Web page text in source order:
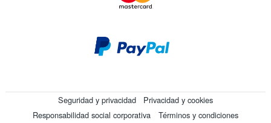
Seguridad y privacidad
Privacidad y cookies
Responsabilidad social corporativa
Términos y condiciones